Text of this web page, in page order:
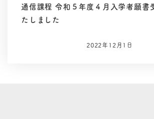
通信課程 令和５年度４月入学者願書
たしました
2022年12月1日